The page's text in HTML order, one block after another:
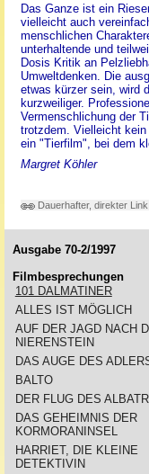
Das Ganze ist ein
vielleicht auch
menschlichen
unterhaltende und
Dosis Kritik an
Umweltdenken. Die
etwas kürzer sein, wird
kurzweiliger.
Vermenschlichung der
trotzdem. Vielleicht
ein "Tierfilm", bei dem
Margret Köhler
Dauerhafter, direkter
Ausgabe 70-2/1997
Filmbesprechungen
101 DALMATINER
ALLES IST MÖGLICH
AUF DER JAGD NACH
NIERENSTEIN
DAS AUGE DES
BALTO
DER FLUG DES
DAS GEHEIMNIS DER
KORMORANINSEL
HARRIET, DIE KLEINE
DETEKTIVIN